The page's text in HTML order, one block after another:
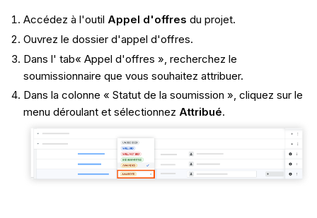
Accédez à l'outil Appel d'offres du projet.
Ouvrez le dossier d'appel d'offres.
Dans l' tab« Appel d'offres », recherchez le
soumissionnaire que vous souhaitez attribuer.
Dans la colonne « Statut de la soumission », cliquez sur le
menu déroulant et sélectionnez Attribué.